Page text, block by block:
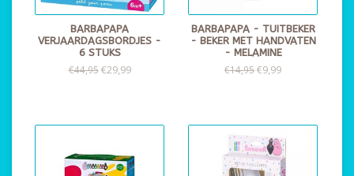
BARBAPAPA
VERJAARDAGSBORDJES -
6 STUKS
€44,95€29,99
BARBAPAPA - TUITBEKER
- BEKER MET HANDVATEN
- MELAMINE
€14,95€9,99